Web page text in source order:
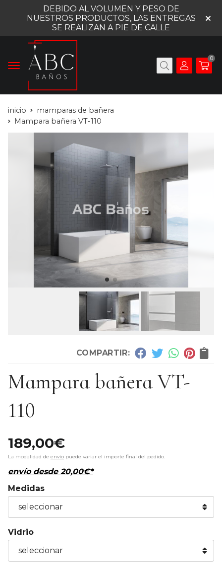
DEBIDO AL VOLUMEN Y PESO DE
NUESTROS PRODUCTOS, LAS ENTREGAS
SE REALIZAN A PIE DE CALLE
0
inicio
mamparas de bañera
Mampara bañera VT-110
COMPARTIR:
Mampara bañera VT-
110
189,00€
La modalidad de envío puede variar el importe final del pedido.
envío desde 20,00€*
Medidas
Vidrio